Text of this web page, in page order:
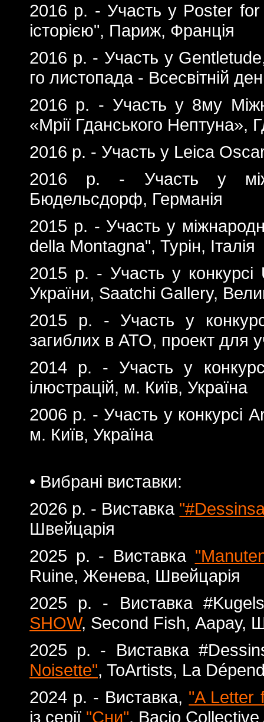
2016 р. - Участь у Poster for
історією", Париж, Франція
2016 р. - Участь у
го листопада - Всесвітній
2016 р. - Участь у 8му
«Мрії Гданського Нептуна»,
2016 р. - Участь у Leica
2016 р. - Участь у
Бюдельсдорф, Германія
2015 р. - Участь у
della Montagna", Турін, Італія
2015 р. - Участь у конкурсі
України, Saatchi Gallery,
2015 р. - Участь у
загиблих в АТО, проект для
2014 р. - Участь у
ілюстрацій, м. Київ, Україна
2006 р. - Участь у конкурсі
м. Київ, Україна
• Вибрані виставки:
2026 р. - Виставка
Швейцарія
2025 р. - Виставка
Ruine, Женева, Швейцарія
2025 р. - Виставка
SHOW, Second Fish, Аарау,
2025 р. - Виставка
Noisette", ToArtists, La
2024 р. - Виставка, "A Letter
із серії "Сни", Bacio